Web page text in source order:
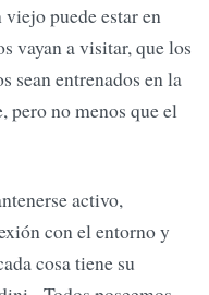
puede estar en
vayan a visitar, que los
sean entrenados en la
pero no menos que el
activo,
con el entorno y
cosa tiene su